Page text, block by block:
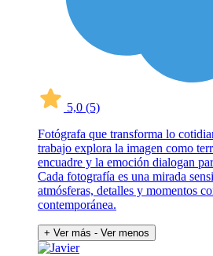
5,0 (5)
Fotógrafa que transforma lo
trabajo explora la imagen como
encuadre y la emoción dialogan
Cada fotografía es una mirada
atmósferas, detalles y momentos
contemporánea.
+ Ver más - Ver menos